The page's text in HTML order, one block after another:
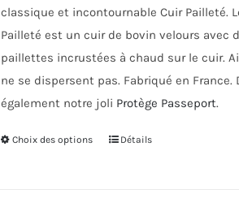
classique et incontournable Cuir Pailleté.
Pailleté est un cuir de bovin velours avec
paillettes incrustées à chaud sur le cuir.
ne se dispersent pas. Fabriqué en France.
également notre joli Protège Passeport.
Choix des options
CeDétails